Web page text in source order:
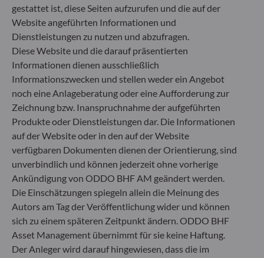
Alle Dokumente
gestattet ist, diese Seiten aufzurufen und die auf der
Website angeführten Informationen und
Dienstleistungen zu nutzen und abzufragen.
Diese Website und die darauf präsentierten
Informationen dienen ausschließlich
Informationszwecken und stellen weder ein Angebot
noch eine Anlageberatung oder eine Aufforderung zur
Zeichnung bzw. Inanspruchnahme der aufgeführten
Produkte oder Dienstleistungen dar. Die Informationen
auf der Website oder in den auf der Website
verfügbaren Dokumenten dienen der Orientierung, sind
unverbindlich und können jederzeit ohne vorherige
Ankündigung von ODDO BHF AM geändert werden.
Die Einschätzungen spiegeln allein die Meinung des
Autors am Tag der Veröffentlichung wider und können
sich zu einem späteren Zeitpunkt ändern. ODDO BHF
Asset Management übernimmt für sie keine Haftung.
Der Anleger wird darauf hingewiesen, dass die im